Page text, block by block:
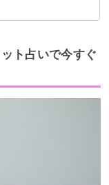
ト占いで今すぐ